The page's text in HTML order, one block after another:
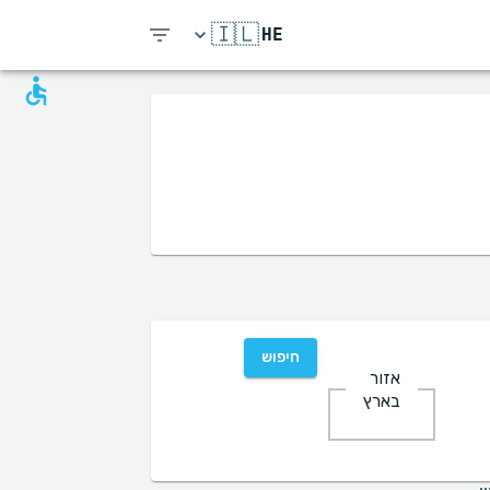
HE
🇮🇱
אזור
בארץ
חיפוש